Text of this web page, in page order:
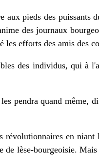
pieds des puissants
des journaux
les efforts des amis des
des individus, qui à
pendra quand même,
révolutionnaires en
lèse-bourgeoisie.